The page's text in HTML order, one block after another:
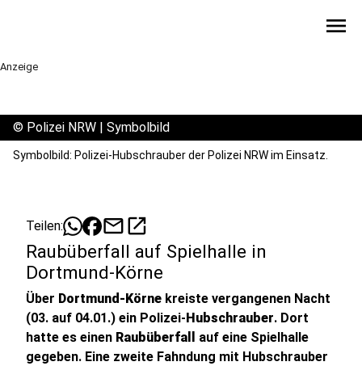
menu
Anzeige
© Polizei NRW | Symbolbild
Symbolbild: Polizei-Hubschrauber der Polizei NRW im Einsatz.
Teilen: mailopen_in_new
Raubüberfall auf Spielhalle in
Dortmund-Körne
Über Dortmund-Körne kreiste vergangenen Nacht
(03. auf 04.01.) ein Polizei-Hubschrauber. Dort
hatte es einen Raubüberfall auf eine Spielhalle
gegeben. Eine zweite Fahndung mit Hubschrauber